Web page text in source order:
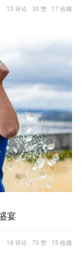
13 评论 30 赞 17 收藏
宴
18 评论 70 赞 15 收藏